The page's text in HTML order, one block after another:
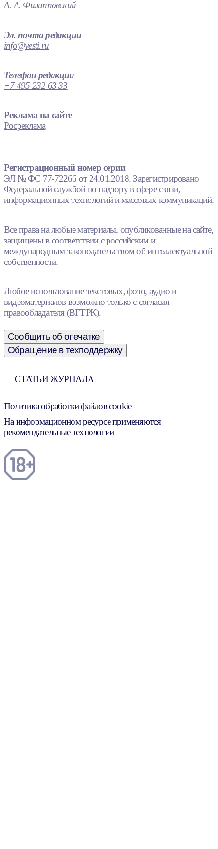
А. А. Филипповский
Эл. почта редакции
info@vesti.ru
Телефон редакции
+7 495 232 63 33
Реклама на сайте
Росреклама
Регистрационный номер серии
ЭЛ № ФС 77-72266 от 24.01.2018. Зарегистрировано
Федеральной службой по надзору в сфере связи,
информационных технологий и массовых коммуникаций.
Все права на любые материалы, опубликованные на сайте,
защищены в соответствии с российским и
международным законодательством об интеллектуальной
собственности.
Любое использование текстовых, фото, аудио и
видеоматериалов возможно только с согласия
правообладателя (ВГТРК).
Сообщить об опечатке
Обращение в техподдержку
СТАТЬИ ЖУРНАЛА
Политика обработки файлов cookie
На информационном ресурсе применяются
рекомендательные технологии